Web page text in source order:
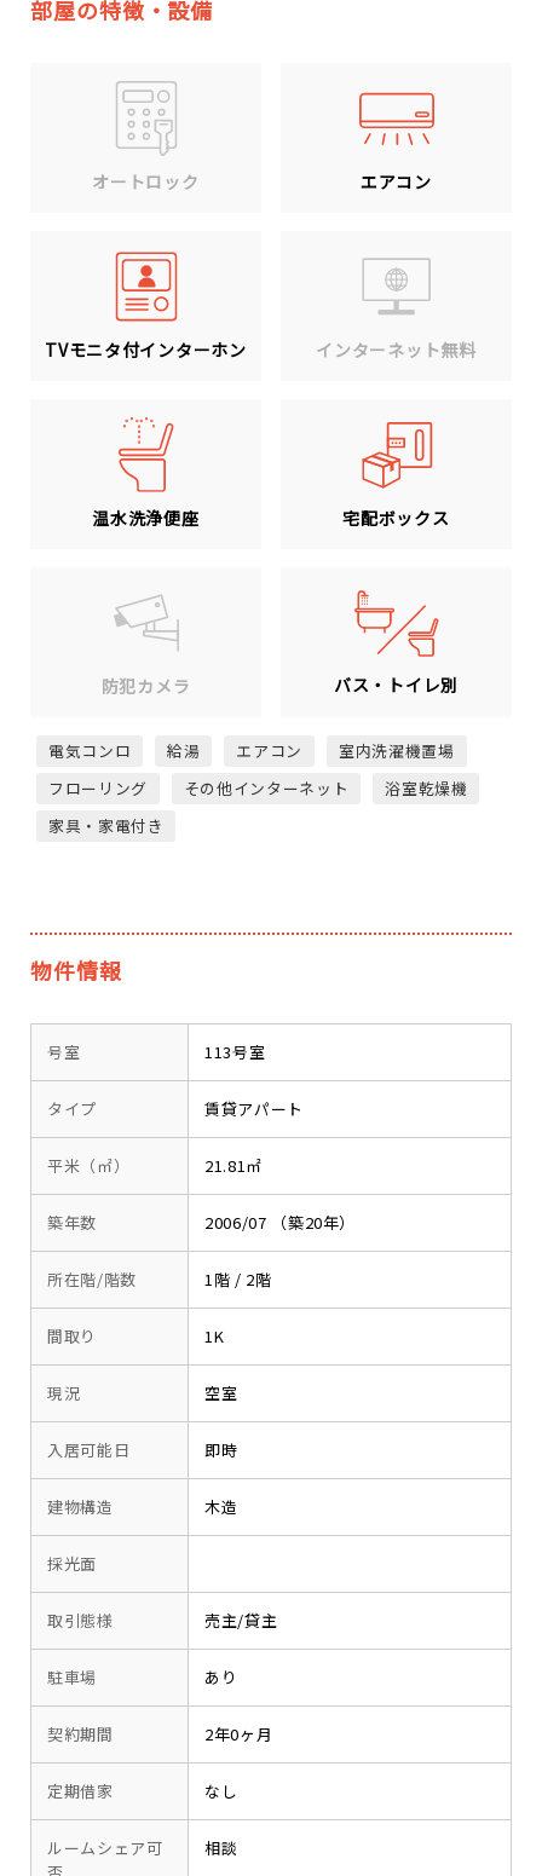
部屋の特徴・設備
オートロック エアコン
TVモニタ付インターホン インターネット無料
温水洗浄便座 宅配ボックス
防犯カメラ バス・トイレ別
電気コンロ 給湯 エアコン
室内洗濯機置場
フローリング
その他インターネット
浴室乾燥機
家具・家電付き
物件情報
号室 113号室
タイプ 賃貸アパート
平米（㎡） 21.81㎡
築年数 2006/07 （築20年）
所在階/階数 1階 / 2階
間取り 1K
現況 空室
入居可能日 即時
建物構造 木造
採光面
取引態様 売主/貸主
駐車場 あり
契約期間 2年0ヶ月
定期借家 なし
ルームシェア可
相談